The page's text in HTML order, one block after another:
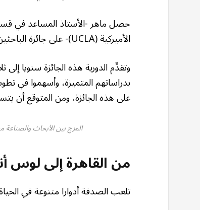
حصل ماهر -الأستاذ المساعد في قسم
الأميركية (UCLA)- على جائزة الباحثين الشباب المقدمة من دورية “إنيرجي ستوريج ماتيريالز”.
وتقدِّم الدورية هذه الجائزة سنويا
بدراساتهم المتميزة، وأسهموا في
على هذه الجائزة، ومن المتوقع أن
المزج بين الأبحاث والصناعة
من القاهرة إلى لوس
تلعب الصدفة أدوارا متنوعة في